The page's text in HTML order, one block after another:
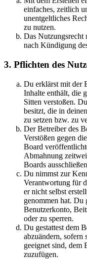
einfaches, zeitlich
unentgeltliches
zu nutzen.
Das Nutzungsrecht
nach Kündigung
3. Pflichten des
Du erklärst mit der
Inhalte enthält, die
Sitten verstoßen.
besitzt, die in
zu setzen bzw. zu
Der Betreiber des
Verstößen gegen
Board
Abmahnung
Boards
Du nimmst zur
Verantwortung für
er nicht selbst
genommen hat. Du
Benutzerkonto,
oder zu sperren.
Du gestattest dem
abzuändern, sofern
geeignet sind, dem
zuzufügen.